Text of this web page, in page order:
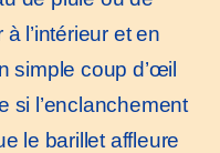
l’intérieur et en
simple coup d’œil
si l’enclanchement
le barillet affleure